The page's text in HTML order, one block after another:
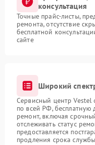
консультация
Точные прайс-листы,
ремонта, отсутствие
бесплатной
сайте
Широкий
Сервисный центр Vestel
по всей РФ, бесплатную
ремонт, включая
отслеживать статус
предоставляется
продления срока